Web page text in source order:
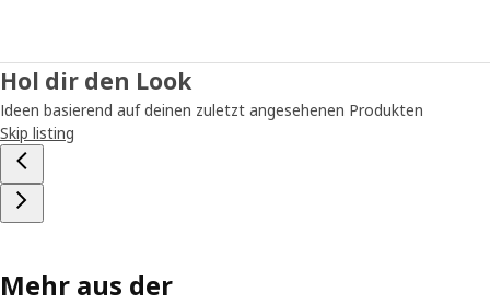
Hol dir den Look
Ideen basierend auf deinen zuletzt angesehenen Produkten
Skip listing
Mehr aus der